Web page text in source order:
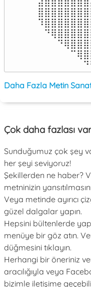
Daha Fazla Metin
Çok daha fazlası
Sunduğumuz çok şey
her şeyi seviyoruz!
Şekillerden ne haber?
metninizin
Veya metinde ayırıcı
güzel dalgalar yapın.
Hepsini bültenlerde
menüye bir göz atın.
düğmesini tıklayın.
Herhangi bir öneriniz
aracılığıyla veya
bizimle iletişime